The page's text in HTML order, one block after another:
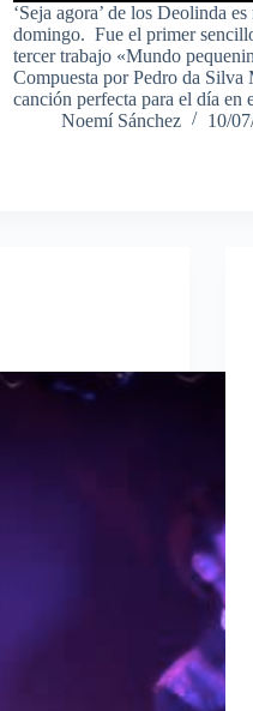
‘Seja agora’ de los Deolinda
domingo. Fue el primer
tercer trabajo «Mundo
Compuesta por Pedro da Silva
canción perfecta para el día
Noemí Sánchez
10/